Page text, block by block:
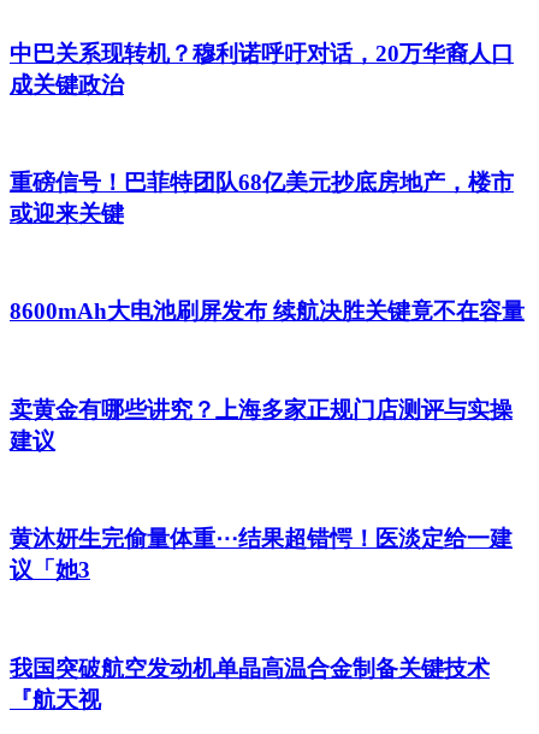
中巴关系现转机？穆利诺呼吁对话，20万华裔人口
成关键政治
重磅信号！巴菲特团队68亿美元抄底房地产，楼市
或迎来关键
8600mAh大电池刷屏发布 续航决胜关键竟不在容量
卖黄金有哪些讲究？上海多家正规门店测评与实操
建议
黄沐妍生完偷量体重⋯结果超错愕！医淡定给一建
议「她3
我国突破航空发动机单晶高温合金制备关键技术
『航天视